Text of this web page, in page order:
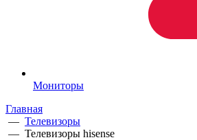
Мониторы
Главная
— Телевизоры
— Телевизоры hisense